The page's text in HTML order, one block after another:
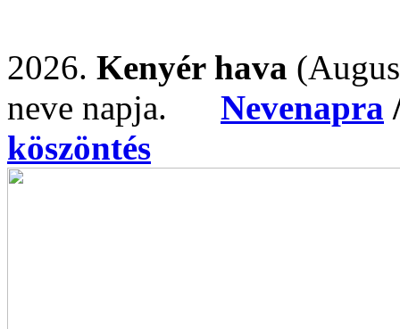
2026. Kenyér hava
neve napja. Nevenapra
köszöntés